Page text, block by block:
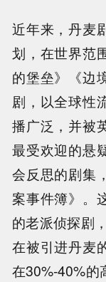
近年来，丹麦
划，在世界范
的堡垒》《边
剧，以全球性
播广泛，并被
最受欢迎的悬
会反思的剧集
案事件簿》。
的老派侦探剧
在被引进丹麦
在30%-40%的